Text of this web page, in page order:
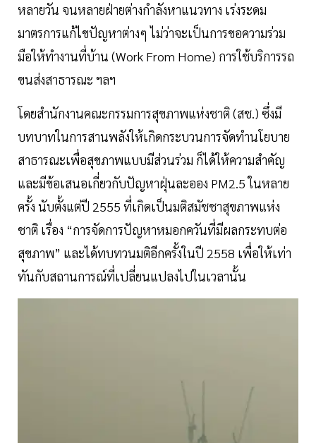
หลายวัน จนหลายฝ่ายต่างกำลังหาแนวทาง เร่งระดม
มาตรการแก้ไขปัญหาต่างๆ ไม่ว่าจะเป็นการขอความร่วม
มือให้ทำงานที่บ้าน (Work From Home) การใช้บริการรถ
ขนส่งสาธารณะ ฯลฯ
โดยสำนักงานคณะกรรมการสุขภาพแห่งชาติ (สช.) ซึ่งมี
บทบาทในการสานพลังให้เกิดกระบวนการจัดทำนโยบาย
สาธารณะเพื่อสุขภาพแบบมีส่วนร่วม ก็ได้ให้ความสำคัญ
และมีข้อเสนอเกี่ยวกับปัญหาฝุ่นละออง PM2.5 ในหลาย
ครั้ง นับตั้งแต่ปี 2555 ที่เกิดเป็นมติสมัชชาสุขภาพแห่ง
ชาติ เรื่อง “การจัดการปัญหาหมอกควันที่มีผลกระทบต่อ
สุขภาพ” และได้ทบทวนมติอีกครั้งในปี 2558 เพื่อให้เท่า
ทันกับสถานการณ์ที่เปลี่ยนแปลงไปในเวลานั้น